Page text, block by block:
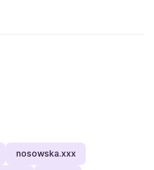
nosowska.xxx